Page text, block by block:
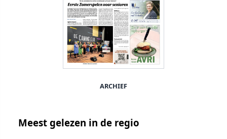
ARCHIEF
Meest gelezen in de regio